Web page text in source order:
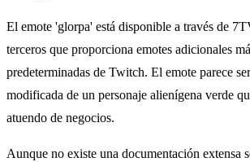
El emote 'glorpa' está disponible a través de
terceros que proporciona emotes adicionales
predeterminadas de Twitch. El emote parece
modificada de un personaje alienígena verde
atuendo de negocios.
Aunque no existe una documentación extensa